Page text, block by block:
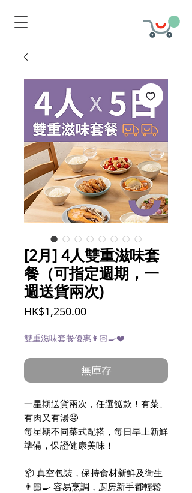
[2月] 4人雙重滋味套
餐（可指定週期，一
週送貨兩次)
HK$1,250.00價
雙重滋味套餐優惠👩🏻‍🍳❤️
無庫存
一星期送貨兩次，任選餸款！有菜、
有肉又有湯🤤
每星期不同菜式配搭，每日早上新鮮
準備，保證健康美味！
📦 真空包裝，保持食材新鮮及衛生
👨🏻‍🍳 容易烹調，廚房新手都輕鬆